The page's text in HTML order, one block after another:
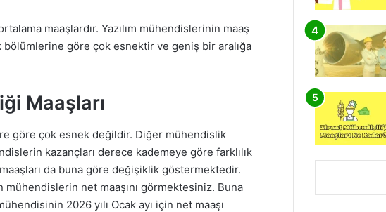
maaşlardır. Yazılım mühendislerinin maaş
göre çok esnektir ve geniş bir aralığa
Maaşları
göre çok esnek değildir. Diğer mühendislik
kazançları derece kademeye göre farklılık
da buna göre değişiklik göstermektedir.
net maaşını görmektesiniz. Buna
2026 yılı Ocak ayı için net maaşı